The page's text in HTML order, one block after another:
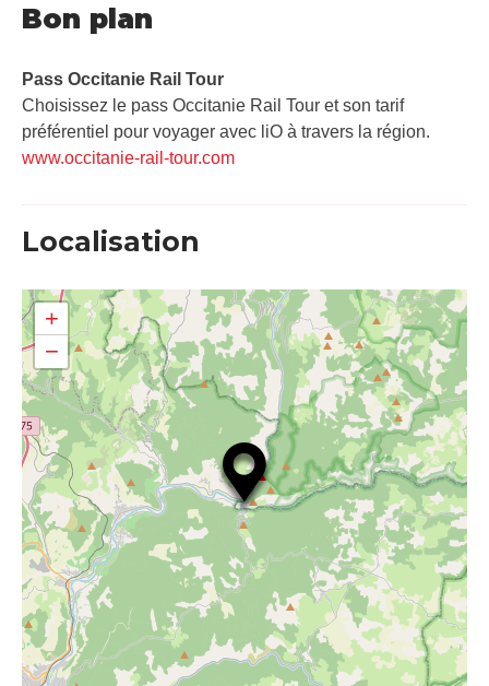
Bon plan
Pass Occitanie Rail Tour​
Choisissez le pass Occitanie Rail Tour et son tarif
préférentiel pour voyager avec liO à travers la région.
www.occitanie-rail-tour.com
Localisation
+
−